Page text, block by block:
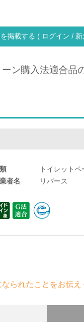
掲載する ( ログイン / 新
ーン購入法適合品
トイレットペ
者名
リバース
られたことをお伝え